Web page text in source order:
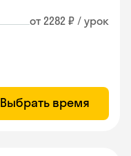
от 2282 ₽ / урок
Выбрать время